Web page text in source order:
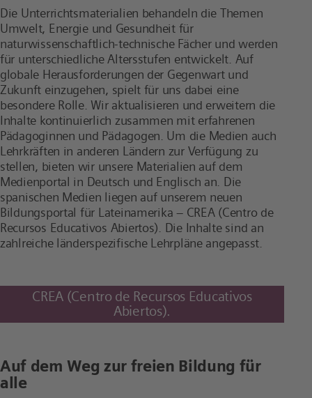
Die Unterrichtsmaterialien behandeln die Themen
Umwelt, Energie und Gesundheit für
naturwissenschaftlich-technische Fächer und werden
für unterschiedliche Altersstufen entwickelt. Auf
globale Herausforderungen der Gegenwart und
Zukunft einzugehen, spielt für uns dabei eine
besondere Rolle. Wir aktualisieren und erweitern die
Inhalte kontinuierlich zusammen mit erfahrenen
Pädagoginnen und Pädagogen. Um die Medien auch
Lehrkräften in anderen Ländern zur Verfügung zu
stellen, bieten wir unsere Materialien auf dem
Medienportal in Deutsch und Englisch an. Die
spanischen Medien liegen auf unserem neuen
Bildungsportal für Lateinamerika – CREA (Centro de
Recursos Educativos Abiertos). Die Inhalte sind an
zahlreiche länderspezifische Lehrpläne angepasst.
CREA (Centro de Recursos Educativos
Abiertos).
Auf dem Weg zur freien Bildung für
alle